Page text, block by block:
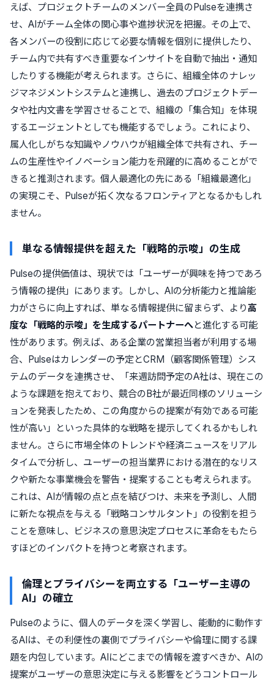
えば、プロジェクトチームのメンバー全員のPulseを連携さ
せ、AIがチーム全体の関心事や進捗状況を把握。その上で、
各メンバーの役割に応じて必要な情報を個別に提供したり、
チーム内で共有すべき重要なインサイトを自動で抽出・通知
したりする機能が考えられます。さらに、組織全体のナレッ
ジマネジメントシステムと連携し、過去のプロジェクトデー
タや社内文書を学習させることで、組織の「集合知」を体現
するエージェントとしても機能するでしょう。これにより、
属人化しがちな知識やノウハウが組織全体で共有され、チー
ムの生産性やイノベーション能力を飛躍的に高めることがで
きると推測されます。個人最適化の先にある「組織最適化」
の実現こそ、Pulseが拓く次なるフロンティアとなるかもしれ
ません。
単なる情報提供を超えた「戦略的示唆」の生成
Pulseの提供価値は、現状では「ユーザーが興味を持つであろ
う情報の提供」にあります。しかし、AIの分析能力と推論能
力がさらに向上すれば、単なる情報提供に留まらず、より 高
度な「戦略的示唆」を生成するパートナーへと進化する可能
性があります。例えば、ある企業の営業担当者が利用する場
合、Pulseはカレンダーの予定とCRM（顧客関係管理）シス
テムのデータを連携させ、「来週訪問予定のA社は、現在この
ような課題を抱えており、競合のB社が最近同様のソリューシ
ョンを発表したため、この角度からの提案が有効である可能
性が高い」といった具体的な戦略を提示してくれるかもしれ
ません。さらに市場全体のトレンドや経済ニュースをリアル
タイムで分析し、ユーザーの担当業界における潜在的なリス
クや新たな事業機会を警告・提案することも考えられます。
これは、AIが情報の点と点を結びつけ、未来を予測し、人間
に新たな視点を与える「戦略コンサルタント」の役割を担う
ことを意味し、ビジネスの意思決定プロセスに革命をもたら
すほどのインパクトを持つと考察されます。
倫理とプライバシーを両立する「ユーザー主導の
AI」の確立
Pulseのように、個人のデータを深く学習し、能動的に動作す
るAIは、その利便性の裏側でプライバシーや倫理に関する課
題を内包しています。AIにどこまでの情報を渡すべきか、AIの
提案がユーザーの意思決定に与える影響をどうコントロール